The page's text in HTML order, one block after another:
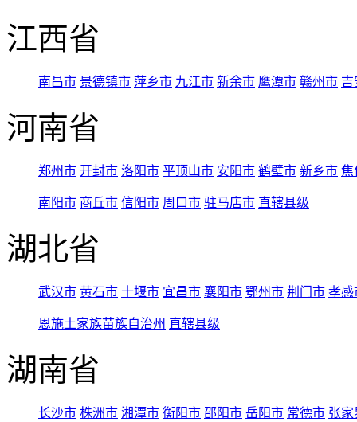
江西省
南昌市 景德镇市 萍乡市 九江市 新余市 鹰潭市 赣州市 吉
河南省
郑州市 开封市 洛阳市 平顶山市 安阳市 鹤壁市 新乡市 焦
南阳市 商丘市 信阳市 周口市 驻马店市 直辖县级
湖北省
武汉市 黄石市 十堰市 宜昌市 襄阳市 鄂州市 荆门市 孝感
恩施土家族苗族自治州 直辖县级
湖南省
长沙市 株洲市 湘潭市 衡阳市 邵阳市 岳阳市 常德市 张家